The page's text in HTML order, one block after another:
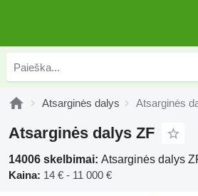
Atsarginės dalys Atsarginės
Atsarginės dalys ZF
14006 skelbimai: Atsarginės dalys
Kaina: 14 € - 11 000 €